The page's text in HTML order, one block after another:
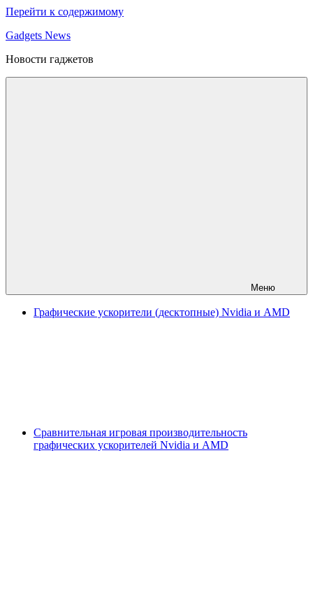
Перейти к содержимому
Gadgets News
Новости гаджетов
Меню
Графические ускорители (десктопные) Nvidia и AMD
Сравнительная игровая производительность
графических ускорителей Nvidia и AMD